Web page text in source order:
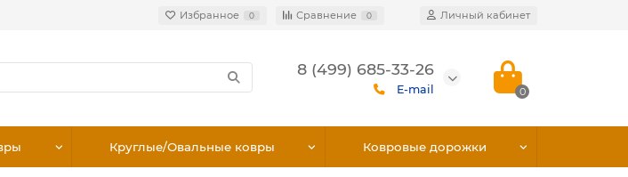
Избранное 0 Сравнение 0 Личный кабинет
8 (499) 685-33-26
E-mail 0
Круглые/Овальные ковры Ковровые дорожки